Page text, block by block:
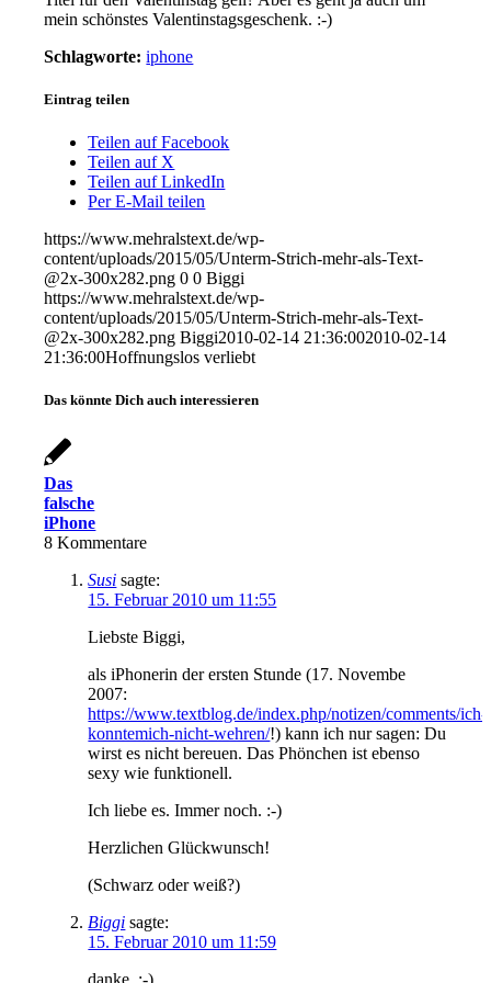
mein schönstes Valentinstagsgeschenk. :-)
Schlagworte: iphone
Eintrag teilen
Teilen auf Facebook
Teilen auf X
Teilen auf LinkedIn
Per E-Mail teilen
https://www.mehralstext.de/wp-
content/uploads/2015/05/Unterm-Strich-mehr-als-Text-
@2x-300x282.png 0 0 Biggi
https://www.mehralstext.de/wp-
content/uploads/2015/05/Unterm-Strich-mehr-als-Text-
@2x-300x282.png Biggi2010-02-14 21:36:002010-02-14
21:36:00Hoffnungslos verliebt
Das könnte Dich auch interessieren
Das
falsche
iPhone
8 Kommentare
Susi sagte:
15. Februar 2010 um 11:55
Liebste Biggi,
als iPhonerin der ersten Stunde (17. Novembe
2007:
https://www.textblog.de/index.php/notizen/comments/ich-
konntemich-nicht-wehren/!) kann ich nur sagen: Du
wirst es nicht bereuen. Das Phönchen ist ebenso
sexy wie funktionell.
Ich liebe es. Immer noch. :-)
Herzlichen Glückwunsch!
(Schwarz oder weiß?)
Biggi sagte:
15. Februar 2010 um 11:59
danke. :-)